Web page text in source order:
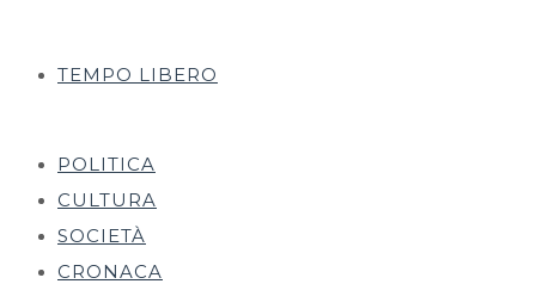
TEMPO LIBERO
POLITICA
CULTURA
SOCIETÀ
CRONACA